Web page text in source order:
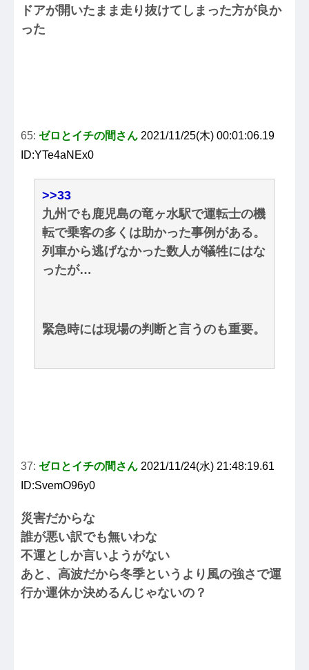
ドアが開いたまま走り抜けてしまった方が良か
った
65: ゼロとイチの間さん 2021/11/25(木) 00:01:06.19
ID:YTe4aNEx0
>>33
九州でも鹿児島の竜ヶ水駅で運転士の機
転で乗客の多くは助かった事例がある。
列車から逃げなかった数人が犠牲にはな
ったが…
緊急時には現場の判断と言うのも重要。
37: ゼロとイチの間さん 2021/11/24(水) 21:48:19.61
ID:SvemO96y0
災害だからな
誰が悪い訳でも無いわな
不運としか言いようがない
あと、高波だから冬季というより風の強さで運
行か運休か決めるんじゃないの？